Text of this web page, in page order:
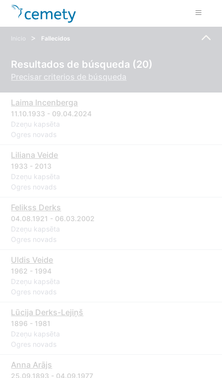
Inicio > Fallecidos
Resultados de búsqueda (20)
Precisar criterios de búsqueda
Laima Incenberga
11.10.1933 - 09.04.2024
Dzeņu kapsēta
Ogres novads
Liliana Veide
1933 - 2013
Dzeņu kapsēta
Ogres novads
Felikss Derks
04.08.1921 - 06.03.2002
Dzeņu kapsēta
Ogres novads
Uldis Veide
1962 - 1994
Dzeņu kapsēta
Ogres novads
Lūcija Derks-Lejiņš
1896 - 1981
Dzeņu kapsēta
Ogres novads
Anna Arājs
25.09.1893 - 04.09.1977